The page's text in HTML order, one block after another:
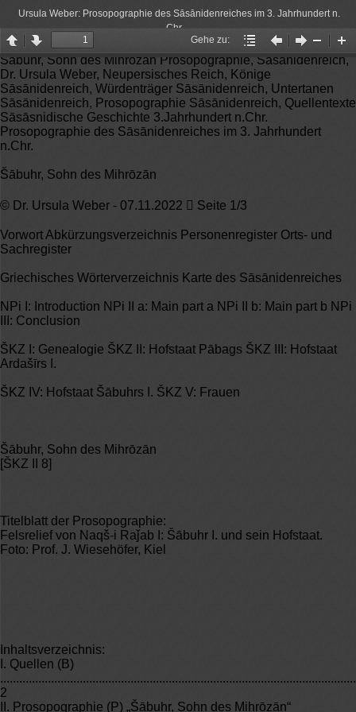
Ursula Weber: Prosopographie des Sāsānidenreiches im 3. Jahrhundert n.
Chr.
Page
up
Page
down
Zoom
Out
In
Gehe zu:
Gehe
zu:
Vorheriger
Artikel
Nächster
Artikel
Šābuhr, Sohn des Mihrōzān Prosopographie, Sāsānidenreich,
Dr. Ursula Weber, Neupersisches Reich, Könige
Sāsānidenreich, Würdenträger Sāsānidenreich, Untertanen
Sāsānidenreich, Prosopographie Sāsānidenreich, Quellentexte
Sāsāsnidische Geschichte 3.Jahrhundert n.Chr.
Prosopographie des Sāsānidenreiches im 3. Jahrhundert
n.Chr.
Šābuhr, Sohn des Mihrōzān
© Dr. Ursula Weber - 07.11.2022  Seite 1/3
Vorwort Abkürzungsverzeichnis Personenregister Orts- und
Sachregister
Griechisches Wörterverzeichnis Karte des Sāsānidenreiches
NPi I: Introduction NPi II a: Main part a NPi II b: Main part b NPi
III: Conclusion
ŠKZ I: Genealogie ŠKZ II: Hofstaat Pābags ŠKZ III: Hofstaat
Ardašīrs I.
ŠKZ IV: Hofstaat Šābuhrs I. ŠKZ V: Frauen
Šābuhr, Sohn des Mihrōzān
[ŠKZ II 8]
Titelblatt der Prosopographie:
Felsrelief von Naqš-i Raǰab I: Šābuhr I. und sein Hofstaat.
Foto: Prof. J. Wiesehöfer, Kiel
Inhaltsverzeichnis:
I. Quellen (B)
2
II. Prosopographie (P) „Šābuhr, Sohn des Mihrōzān“